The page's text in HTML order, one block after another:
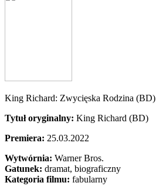
King Richard: Zwycięska Rodzina (BD)
Tytuł oryginalny: King Richard (BD)
Premiera: 25.03.2022
Wytwórnia: Warner Bros.
Gatunek: dramat, biograficzny
Kategoria filmu: fabularny